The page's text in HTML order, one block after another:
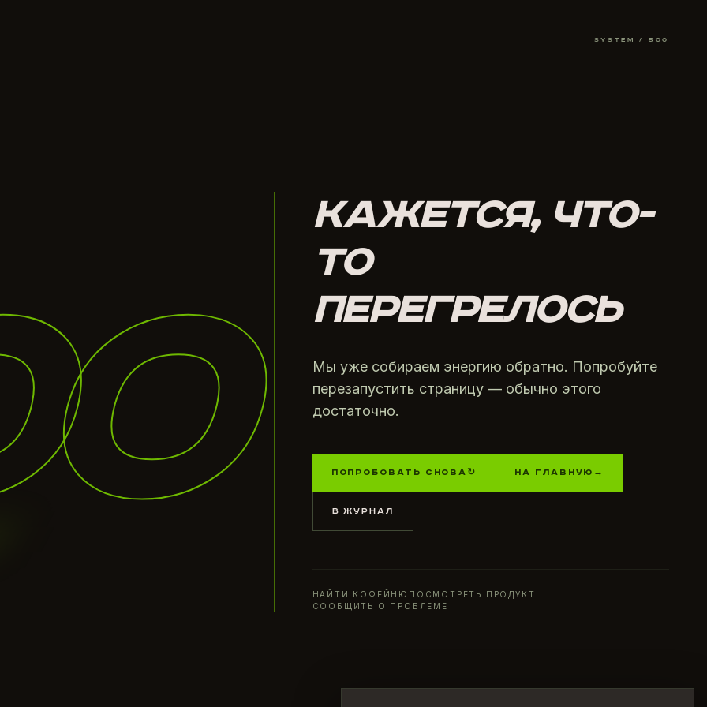
SYSTEM / 500
КАЖЕТСЯ, ЧТО-
ТО
ПЕРЕГРЕЛОСЬ
Мы уже собираем энергию обратно. Попробуйте
перезапустить страницу — обычно этого
достаточно.
ПОПРОБОВАТЬ СНОВА ↻ НА ГЛАВНУЮ →
В ЖУРНАЛ
НАЙТИ КОФЕЙНЮ ПОСМОТРЕТЬ ПРОДУКТ
СООБЩИТЬ О ПРОБЛЕМЕ